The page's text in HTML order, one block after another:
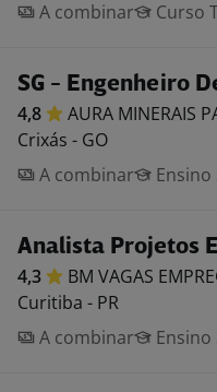
A combinar Curso
SG - Engenheiro
4,8 AURA MINERAIS
Crixás - GO
A combinar
Analista Projetos
4,3 BM VAGAS
Curitiba - PR
A combinar